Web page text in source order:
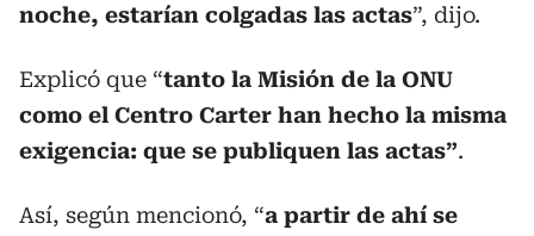
noche, estarían colgadas las actas”, dijo.
Explicó que “tanto la Misión de la ONU
como el Centro Carter han hecho la misma
exigencia: que se publiquen las actas”.
Así, según mencionó, “a partir de ahí se